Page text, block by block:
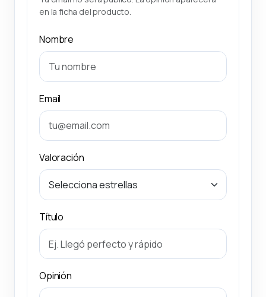
en la ficha del producto.
Nombre
Email
Valoración
Título
Opinión